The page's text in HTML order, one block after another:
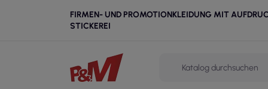
FIRMEN- UND PROMOTIONKLEIDUNG MIT
STICKEREI